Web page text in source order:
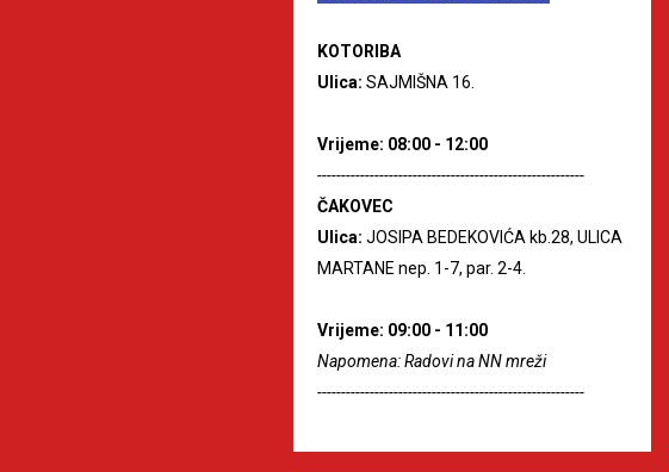
KOTORIBA
Ulica: SAJMIŠNA 16.
Vrijeme: 08:00 - 12:00
--------------------------------------------------------
ČAKOVEC
Ulica: JOSIPA BEDEKOVIĆA kb.28, ULICA
MARTANE nep. 1-7, par. 2-4.
Vrijeme: 09:00 - 11:00
Napomena: Radovi na NN mreži
--------------------------------------------------------